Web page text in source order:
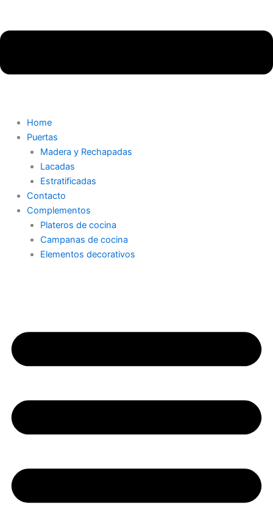
Home
Puertas
Madera y Rechapadas
Lacadas
Estratificadas
Contacto
Complementos
Plateros de cocina
Campanas de cocina
Elementos decorativos